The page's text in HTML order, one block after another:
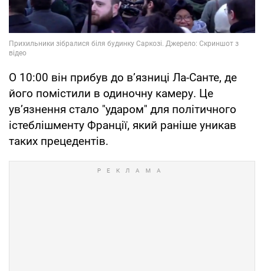
О 10:00 він прибув до в’язниці Ла-Санте, де
його помістили в одиночну камеру. Це
ув’язнення стало "ударом" для політичного
істеблішменту Франції, який раніше уникав
таких прецедентів.